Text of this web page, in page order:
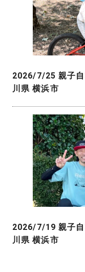
2026/7/25 親子
川県 横浜市
2026/7/19 親子
川県 横浜市